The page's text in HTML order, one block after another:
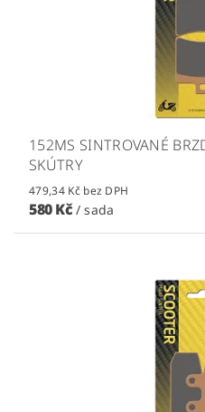
152MS SINTROVANÉ
SKÚTRY
479,34 Kč bez DPH
580 Kč / sada